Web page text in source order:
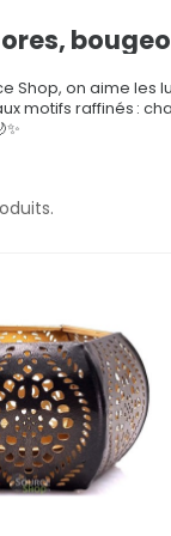
Shop, on aime
motifs raffinés :